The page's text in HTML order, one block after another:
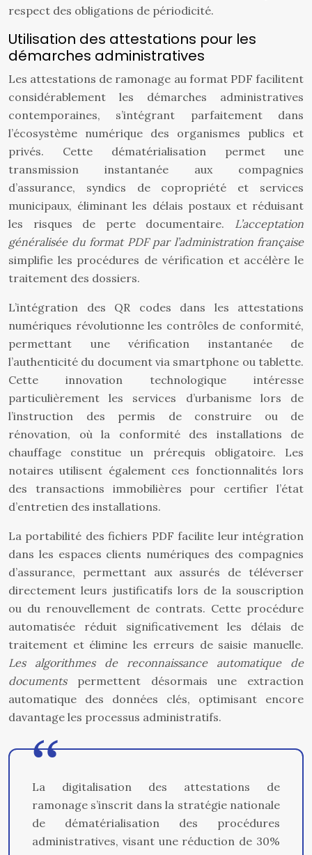
respect des obligations de périodicité.
Utilisation des attestations pour les
démarches administratives
Les attestations de ramonage au format PDF facilitent
considérablement les démarches administratives
contemporaines, s’intégrant parfaitement dans
l’écosystème numérique des organismes publics et
privés. Cette dématérialisation permet une
transmission instantanée aux compagnies
d’assurance, syndics de copropriété et services
municipaux, éliminant les délais postaux et réduisant
les risques de perte documentaire. L’acceptation
généralisée du format PDF par l’administration française
simplifie les procédures de vérification et accélère le
traitement des dossiers.
L’intégration des QR codes dans les attestations
numériques révolutionne les contrôles de conformité,
permettant une vérification instantanée de
l’authenticité du document via smartphone ou tablette.
Cette innovation technologique intéresse
particulièrement les services d’urbanisme lors de
l’instruction des permis de construire ou de
rénovation, où la conformité des installations de
chauffage constitue un prérequis obligatoire. Les
notaires utilisent également ces fonctionnalités lors
des transactions immobilières pour certifier l’état
d’entretien des installations.
La portabilité des fichiers PDF facilite leur intégration
dans les espaces clients numériques des compagnies
d’assurance, permettant aux assurés de téléverser
directement leurs justificatifs lors de la souscription
ou du renouvellement de contrats. Cette procédure
automatisée réduit significativement les délais de
traitement et élimine les erreurs de saisie manuelle.
Les algorithmes de reconnaissance automatique de
documentspermettent désormais une extraction
automatique des données clés, optimisant encore
davantage les processus administratifs.
La digitalisation des attestations de
ramonage s’inscrit dans la stratégie nationale
de dématérialisation des procédures
administratives, visant une réduction de 30%